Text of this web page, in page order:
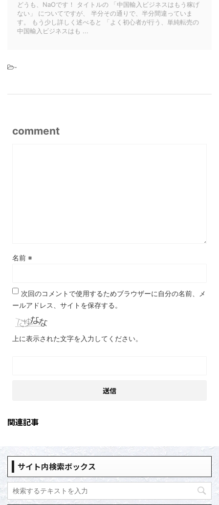
どうも、NaOです！ タイトルの 「中国輸入ビジネスはもう稼げ
ない」 についてですが、 半分その通りで、半分間違っていま
す。 もう少し詳しく述べると 「よく初心者が行う、単純転売の
中国輸入ビジネスはも ...
-
comment
名前 ※
次回のコメントで使用するためブラウザーに自分の名前、メ
ールアドレス、サイトを保存する。
上に表示された文字を入力してください。
関連記事
サイト内検索ボックス